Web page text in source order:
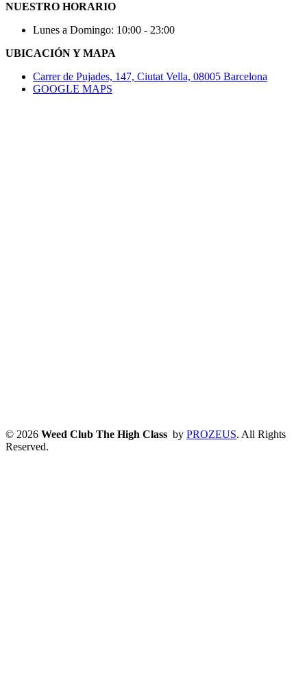
NUESTRO HORARIO
Lunes a Domingo: 10:00 - 23:00
UBICACIÓN Y MAPA
Carrer de Pujades, 147, Ciutat Vella, 08005 Barcelona
GOOGLE MAPS
© 2026 Weed Club The High Class by PROZEUS. All Rights
Reserved.